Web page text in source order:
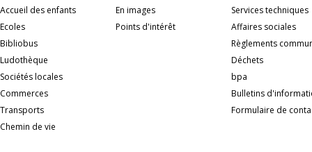
Accueil des enfants
Ecoles
Bibliobus
Ludothèque
Sociétés locales
Commerces
Transports
Chemin de vie
En images
Points d'intérêt
Services techniques
Affaires sociales
Règlements
Déchets
bpa
Bulletins
Formulaire de